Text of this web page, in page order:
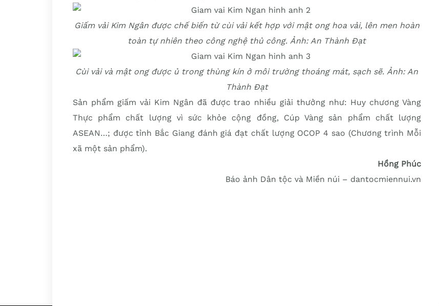
Giấm vải Kim Ngân được chế biến từ cùi vải kết hợp với mật ong hoa vải, lên men hoàn
toàn tự nhiên theo công nghệ thủ công. Ảnh: An Thành Đạt
Cùi vải và mật ong được ủ trong thùng kín ở môi trường thoáng mát, sạch sẽ. Ảnh: An
Thành Đạt
Sản phẩm giấm vải Kim Ngân đã được trao nhiều giải thưởng như: Huy chương Vàng
Thực phẩm chất lượng vì sức khỏe cộng đồng, Cúp Vàng sản phẩm chất lượng
ASEAN…; được tỉnh Bắc Giang đánh giá đạt chất lượng OCOP 4 sao (Chương trình Mỗi
xã một sản phẩm).
Hồng Phúc
Báo ảnh Dân tộc và Miền núi – dantocmiennui.vn